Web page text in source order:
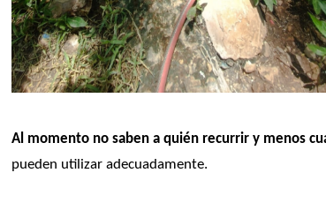
Al momento no saben a quién recurrir y menos
pueden utilizar adecuadamente.